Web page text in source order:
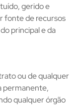
gerido e
fonte de recursos
principal e da
ou de qualquer
permanente,
qualquer órgão